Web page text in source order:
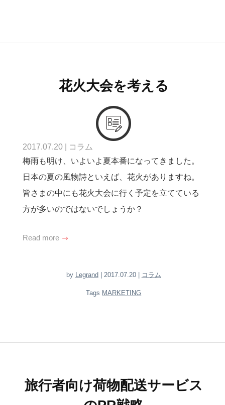
花火大会を考える
2017.07.20|
コラム
梅雨も明け、いよいよ夏本番になってきました。
日本の夏の風物詩といえば、花火がありますね。
皆さまの中にも花火大会に行く予定を立てている
方が多いのではないでしょうか？
Read more
by Legrand | 2017.07.20 | コラム
Tags MARKETING
旅行者向け荷物配送サービス